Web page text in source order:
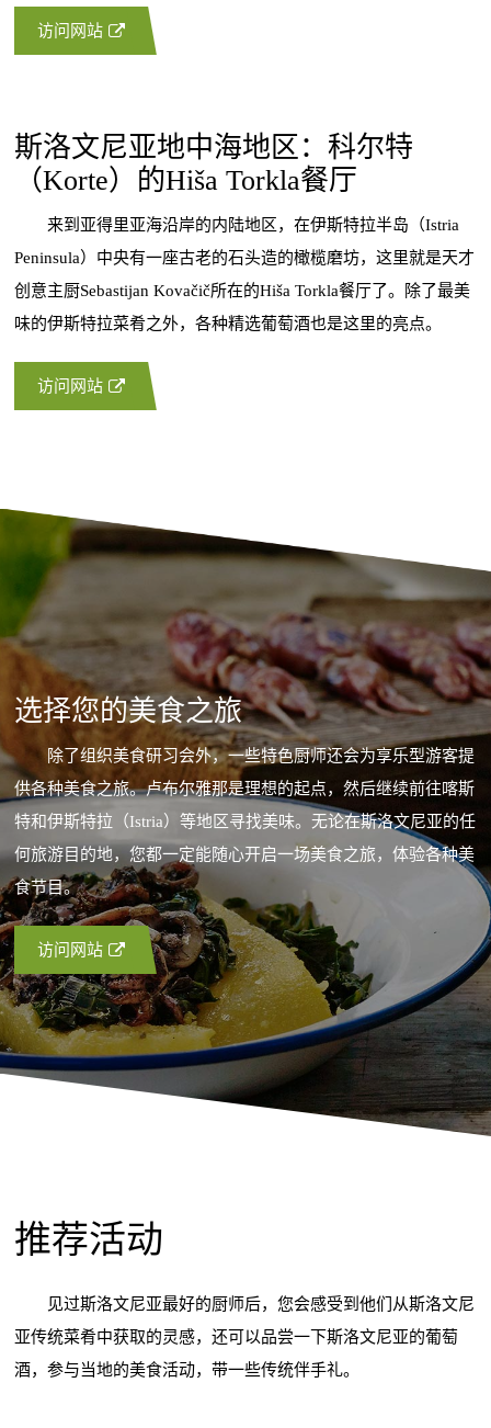
访问网站
斯洛文尼亚地中海地区：科尔特
（Korte）的Hiša Torkla餐厅
来到亚得里亚海沿岸的内陆地区，在伊斯特拉半岛（Istria
Peninsula）中央有一座古老的石头造的橄榄磨坊，这里就是天才
创意主厨Sebastijan Kovačič所在的Hiša Torkla餐厅了。除了最美
味的伊斯特拉菜肴之外，各种精选葡萄酒也是这里的亮点。
访问网站
选择您的美食之旅
除了组织美食研习会外，一些特色厨师还会为享乐型游客提
供各种美食之旅。卢布尔雅那是理想的起点，然后继续前往喀斯
特和伊斯特拉（Istria）等地区寻找美味。无论在斯洛文尼亚的任
何旅游目的地，您都一定能随心开启一场美食之旅，体验各种美
食节目。
访问网站
推荐活动
见过斯洛文尼亚最好的厨师后，您会感受到他们从斯洛文尼
亚传统菜肴中获取的灵感，还可以品尝一下斯洛文尼亚的葡萄
酒，参与当地的美食活动，带一些传统伴手礼。